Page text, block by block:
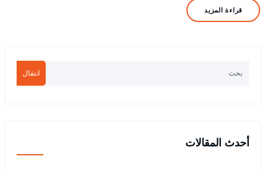
قراءة المزيد
انتقال
أحدث المقالات